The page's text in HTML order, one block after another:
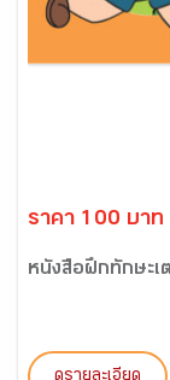
ราคา 100 บาท
หนังสือฝึกทักษะเ